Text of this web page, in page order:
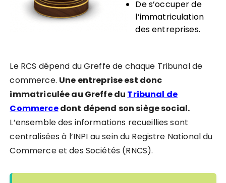
De s’occuper de
l’immatriculation
des entreprises.
Le RCS dépend du Greffe de chaque Tribunal de
commerce. Une entreprise est donc
immatriculée au Greffe du Tribunal de
Commercedont dépend son siège social.
L’ensemble des informations recueillies sont
centralisées à l’INPI au sein du Registre National du
Commerce et des Sociétés (RNCS).